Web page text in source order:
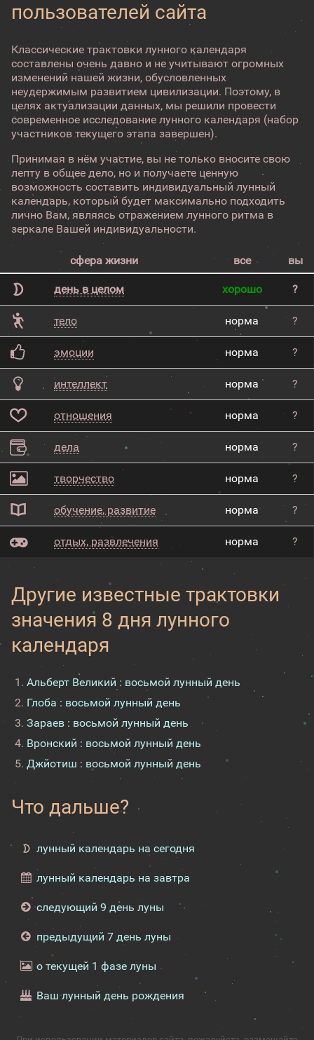
пользователей сайта
Классические трактовки лунного календаря
составлены очень давно и не учитывают огромных
изменений нашей жизни, обусловленных
неудержимым развитием цивилизации. Поэтому, в
целях актуализации данных, мы решили провести
современное исследование лунного календаря (набор
участников текущего этапа завершен).
Принимая в нём участие, вы не только вносите свою
лепту в общее дело, но и получаете ценную
возможность составить индивидуальный лунный
календарь, который будет максимально подходить
лично Вам, являясь отражением лунного ритма в
зеркале Вашей индивидуальности.
сфера жизни все вы
день в целом хорошо ?
тело норма ?
эмоции норма ?
интеллект норма ?
отношения норма ?
дела норма ?
творчество норма ?
обучение, развитие норма ?
отдых, развлечения норма ?
Другие известные трактовки
значения 8 дня лунного
календаря
Альберт Великий : восьмой лунный день
Глоба : восьмой лунный день
Зараев : восьмой лунный день
Вронский : восьмой лунный день
Джйотиш : восьмой лунный день
Что дальше?
лунный календарь на сегодня
лунный календарь на завтра
следующий 9 день луны
предыдущий 7 день луны
о текущей 1 фазе луны
Ваш лунный день рождения